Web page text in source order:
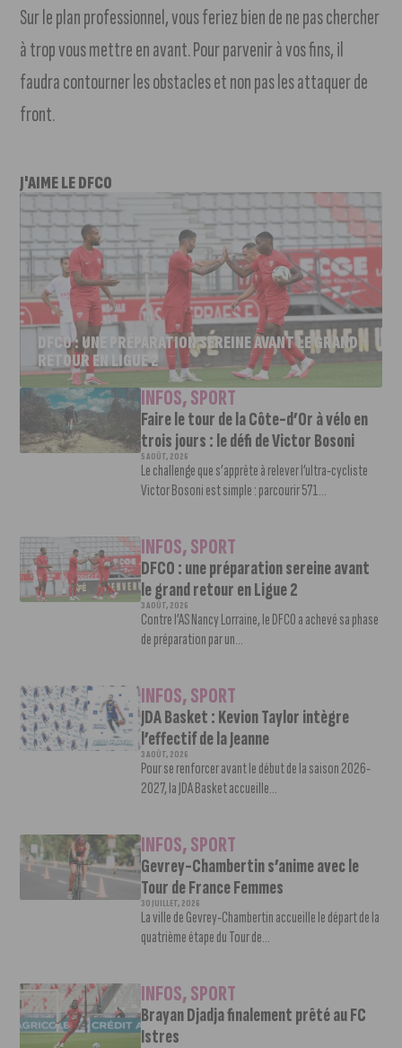
Sur le plan professionnel, vous feriez bien de ne pas chercher
à trop vous mettre en avant. Pour parvenir à vos fins, il
faudra contourner les obstacles et non pas les attaquer de
front.
J'AIME LE DFCO
DFCO : UNE PRÉPARATION SEREINE AVANT LE GRAND
RETOUR EN LIGUE 2
INFOS,SPORT
Faire le tour de la Côte-d’Or à vélo en
trois jours : le défi de Victor Bosoni
5 AOÛT, 2026
Le challenge que s’apprête à relever l’ultra-cycliste
Victor Bosoni est simple : parcourir 571...
INFOS,SPORT
DFCO : une préparation sereine avant
le grand retour en Ligue 2
3 AOÛT, 2026
Contre l’AS Nancy Lorraine, le DFCO a achevé sa phase
de préparation par un...
INFOS,SPORT
JDA Basket : Kevion Taylor intègre
l’effectif de la Jeanne
3 AOÛT, 2026
Pour se renforcer avant le début de la saison 2026-
2027, la JDA Basket accueille...
INFOS,SPORT
Gevrey-Chambertin s’anime avec le
Tour de France Femmes
30 JUILLET, 2026
La ville de Gevrey-Chambertin accueille le départ de la
quatrième étape du Tour de...
INFOS,SPORT
Brayan Djadja finalement prêté au FC
Istres